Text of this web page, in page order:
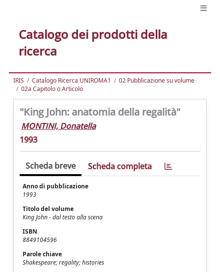
Catalogo dei prodotti della
ricerca
IRIS Catalogo Ricerca UNIROMA1
02 Pubblicazione su volume
02a Capitolo o Articolo
"King John: anatomia della regalità"
MONTINI, Donatella
1993
Scheda breve Scheda completa
Anno di pubblicazione
1993
Titolo del volume
King John - dal testo alla scena
ISBN
8849104596
Parole chiave
Shakespeare; regality; histories